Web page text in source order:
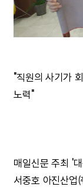
"직원의 사기가
노력"
매일신문 주최 '
서중호 아진산